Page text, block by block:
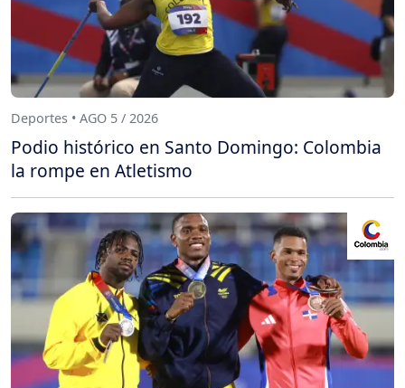
Deportes • AGO 5 / 2026
Podio histórico en Santo Domingo: Colombia
la rompe en Atletismo